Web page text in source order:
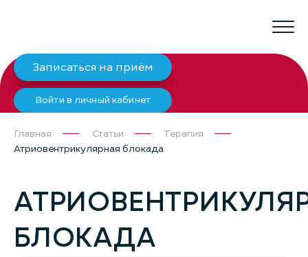
Записаться на приём
Войти в личный кабинет
Главная Статьи
Терапия
Атриовентрикулярная блокада
БЛОКАДА